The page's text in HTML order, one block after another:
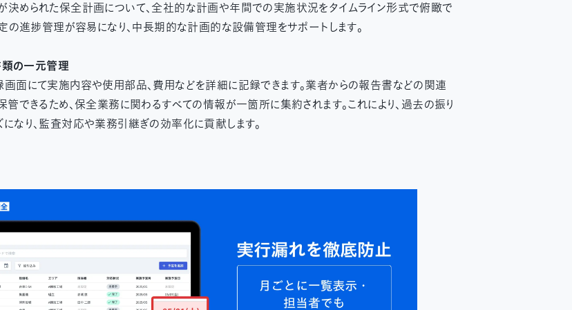
められた保全計画について、全社的な計画や年間での実施状況をタイムライン形式で俯瞰で
定の進捗管理が容易になり、中長期的な計画的な設備管理をサポートします。
類の一元管理
面にて実施内容や使用部品、費用などを詳細に記録できます。業者からの報告書などの関連
管できるため、保全業務に関わるすべての情報が一箇所に集約されます。これにより、過去の振り
なり、監査対応や業務引継ぎの効率化に貢献します。